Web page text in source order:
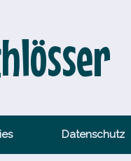
Datenschutz